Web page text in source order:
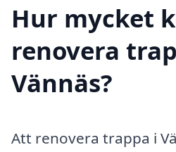
Hur mycket
renovera
Vännäs?
Att renovera trappa i